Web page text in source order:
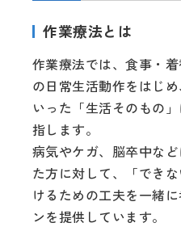
作業療法とは
作業療法では、食事・
の日常生活動作をはじ
いった「生活そのもの
指します。
病気やケガ、脳卒中な
た方に対して、「でき
けるための工夫を一緒
ンを提供しています。